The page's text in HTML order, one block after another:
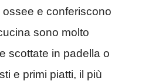
e conferiscono
sono molto
scottate in padella o
e primi piatti, il più